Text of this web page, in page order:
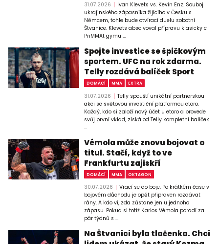
31.07.2026
Ivan Klevets vs. Kevin Enz. Souboj
ukrajinského zápasníka žijícího v Česku s
Němcem, tohle bude otvírací duelu sobotní
Štvanice. Klevets absolvoval přípravu klasicky c
PriMMAt gymu ...
Spojte investice se špičkovým
sportem. UFC na rok zdarma.
Telly rozdává balíček Sport
DOMÁCÍ MMA EXTRA
31.07.2026
Telly spouští unikátní partnerskou
akci se světovou investiční platformou etoro.
Každý, kdo si založí nový účet u etoro a provede
svůj první vklad, získá od Telly kompletní balíček
...
Vémola může znovu bojovat o
titul. Stačí, když to ve
Frankfurtu zajiskří
DOMÁCÍ MMA OKTAGON
30.07.2026
Vrací se do boje. Po krátkém čase v
bojovém důchodu je opět připraven rozdávat
rány. A kdo ví, zda zůstane jen u jednoho
zápasu. Pokud si totiž Karlos Vémola poradí za
pár týdnů s ...
Na Štvanici byla tlačenka. Chci